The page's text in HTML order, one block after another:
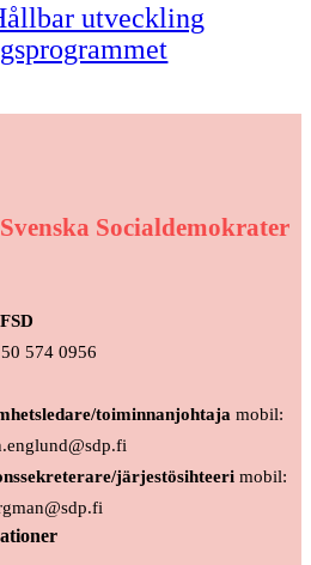
utveckling
Socialdemokrater
574 0956
toiminnanjohtaja mobil:
järjestösihteeri mobil: